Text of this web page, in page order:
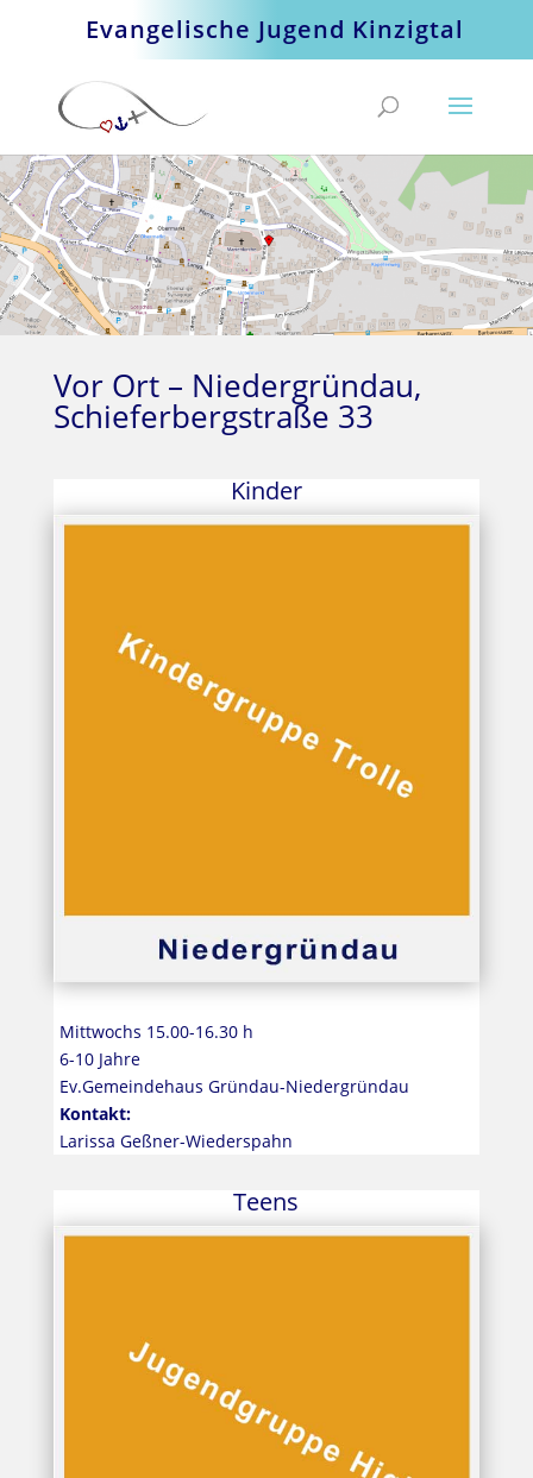
Evangelische Jugend Kinzigtal
Vor Ort – Niedergründau,
Schieferbergstraße 33
Kinder
Mittwochs 15.00-16.30 h
6-10 Jahre
Ev.Gemeindehaus Gründau-Niedergründau
Kontakt:
Larissa Geßner-Wiederspahn
Teens